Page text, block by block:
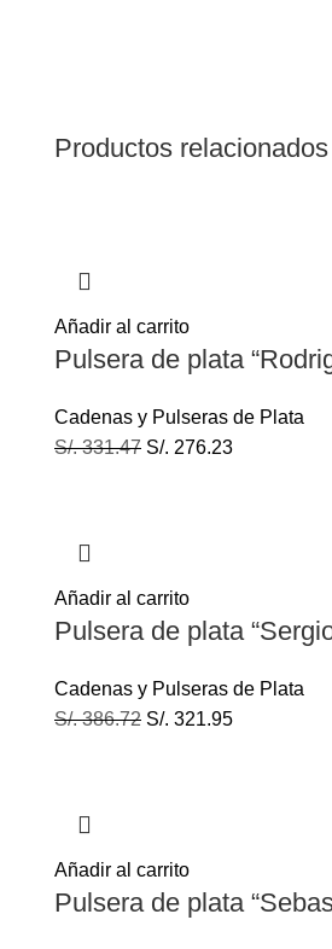
Productos relacionados
Añadir al carrito
Pulsera de plata
Cadenas y Pulseras de Plata
S/.331.47 S/. 276.23
Añadir al carrito
Pulsera de plata
Cadenas y Pulseras de Plata
S/.386.72 S/. 321.95
Añadir al carrito
Pulsera de plata